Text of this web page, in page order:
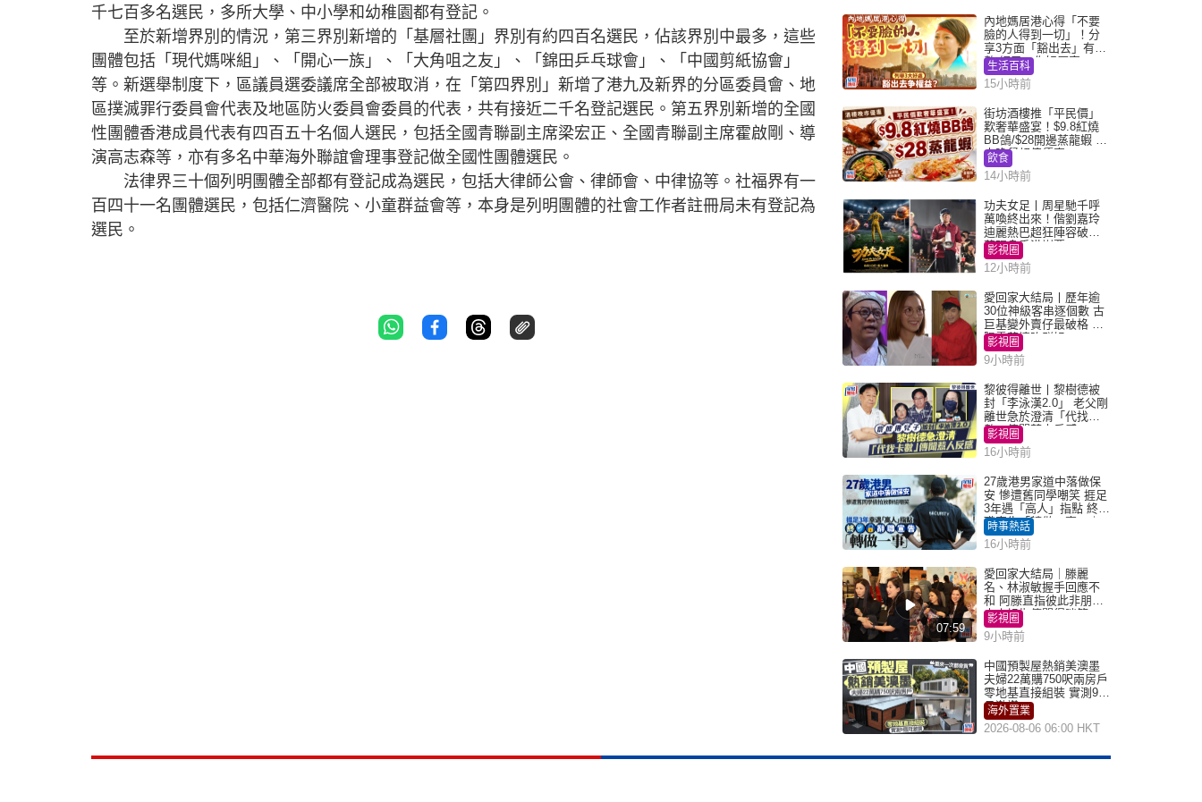
千七百多名選民，多所大學、中小學和幼稚園都有登記。
至於新增界別的情況，第三界別新增的「基層社團」界別有約四百名選民，佔該界別中最多，這些
團體包括「現代媽咪組」、「開心一族」、「大角咀之友」、「錦田乒乓球會」、「中國剪紙協會」
等。新選舉制度下，區議員選委議席全部被取消，在「第四界別」新增了港九及新界的分區委員會、地
區撲滅罪行委員會代表及地區防火委員會委員的代表，共有接近二千名登記選民。第五界別新增的全國
性團體香港成員代表有四百五十名個人選民，包括全國青聯副主席梁宏正、全國青聯副主席霍啟剛、導
演高志森等，亦有多名中華海外聯誼會理事登記做全國性團體選民。
法律界三十個列明團體全部都有登記成為選民，包括大律師公會、律師會、中律協等。社福界有一
百四十一名團體選民，包括仁濟醫院、小童群益會等，本身是列明團體的社會工作者註冊局未有登記為
選民。
內地媽居港心得「不要
臉的人得到一切」！分
享3方面「豁出去」有著
數 網民：你好厲害
生活百科
15小時前
街坊酒樓推「平民價」
歎奢華盛宴！$9.8紅燒
BB鴿/$28開邊蒸龍蝦 3
大晚餐超值優惠
飲食
14小時前
功夫女足丨周星馳千呼
萬喚終出來！偕劉嘉玲
迪麗熱巴超狂陣容破天
荒現身香港謝票
影視圈
12小時前
愛回家大結局丨歷年逾
30位神級客串逐個數 古
巨基變外賣仔最破格 歐
陽震華情陷群姐
影視圈
9小時前
黎彼得離世丨黎樹德被
封「李泳漢2.0」 老父剛
離世急於澄清「代找卡
數」傳聞惹人反感
影視圈
16小時前
27歲港男家道中落做保
安 慘遭舊同學嘲笑 捱足
3年遇「高人」指點 終辭
職宣告「轉做一事」｜
Juicy叮
時事熱話
16小時前
07:59
愛回家大結局｜滕麗
名、林淑敏握手回應不
和 阿滕直指彼此非朋友
大小姐指傳聞得啖笑
影視圈
9小時前
中國預製屋熱銷美澳墨
夫婦22萬購750呎兩房戶
零地基直接組裝 實測9個
月激讚
海外置業
2026-08-06 06:00 HKT